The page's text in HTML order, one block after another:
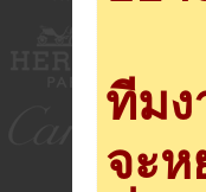
ทีมง
จะห